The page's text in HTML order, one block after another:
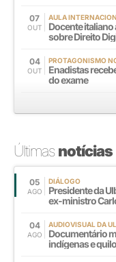
07
OUT
AULA
Docente
sobre Direito
04
OUT
PROTAGONISMO
Enadistas
do exame
Últimasnotícias
05
AGO
DIÁLOGO
Presidente da
ex-ministro
04
AGO
AUDIOVISUAL DA
Documentário
indígenas e